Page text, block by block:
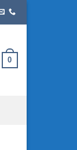
0